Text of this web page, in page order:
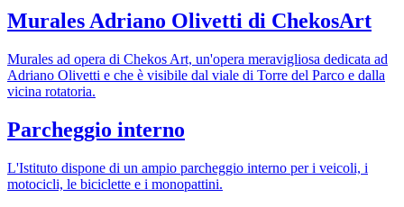
Murales Adriano Olivetti di ChekosArt
Murales ad opera di Chekos Art, un'opera meravigliosa dedicata ad
Adriano Olivetti e che è visibile dal viale di Torre del Parco e dalla
vicina rotatoria.
Parcheggio interno
L'Istituto dispone di un ampio parcheggio interno per i veicoli, i
motocicli, le biciclette e i monopattini.